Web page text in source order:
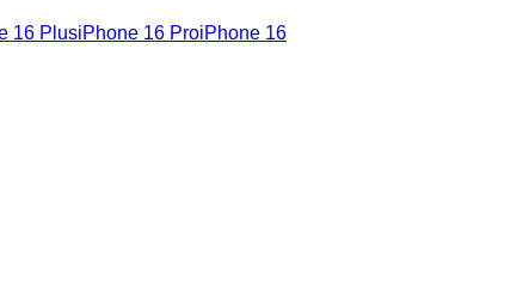
16 PlusiPhone 16 ProiPhone 16